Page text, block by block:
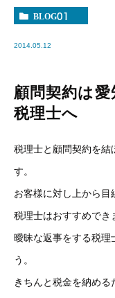
BLOG01
2014.05.12
顧問契約は
税理士へ
税理士と顧問契約を結
す。
お客様に対し上から
税理士はおすすめでき
曖昧な返事をする税理
う。
きちんと税金を納める